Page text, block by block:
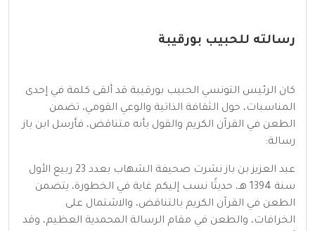
رسالته للحبيب بورقيبة
كان الرئيس التونسي الحبيب بورقيبة قد ألقى كلمة في إحدى
المناسبات، حول الثقافة الذاتية والوعي القومي، تضمن
الطعن في القرآن الكريم والقول بأنه متناقض، فأرسل ابن باز
رسالة:
عبد العزيز بن باز نشرت صحيفة الشهاب بعدد 23 ربيع الأول
سنة 1394 هـ، حديثًا نسب إليكم غاية في الخطورة، يتضمن
الطعن في القرآن الكريم بالتناقض، والاشتمال على
الخرافات، والطعن في مقام الرسالة المحمدية العظيم، وقد